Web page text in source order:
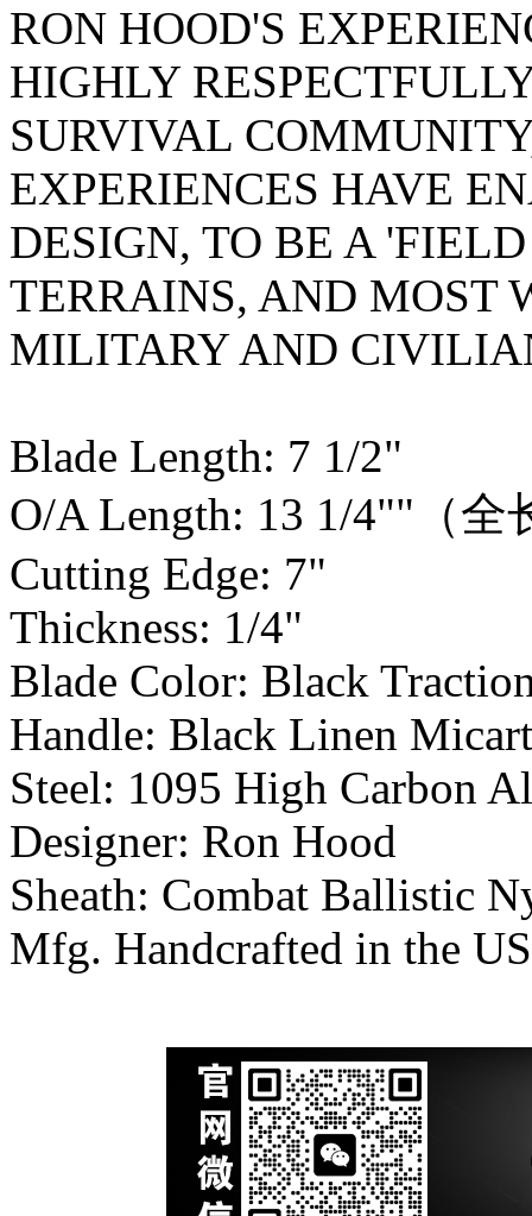
RON HOOD'S
HIGHLY
SURVIVAL
EXPERIENCES HAVE
DESIGN, TO BE A
TERRAINS, AND MOST
MILITARY AND
Blade Length: 7 1/2"
O/A Length: 13 1/4""（全
Cutting Edge: 7"
Thickness: 1/4"
Blade Color: Black
Handle: Black Linen
Steel: 1095 High Carbon
Designer: Ron Hood
Sheath: Combat Ballistic
Mfg. Handcrafted in the